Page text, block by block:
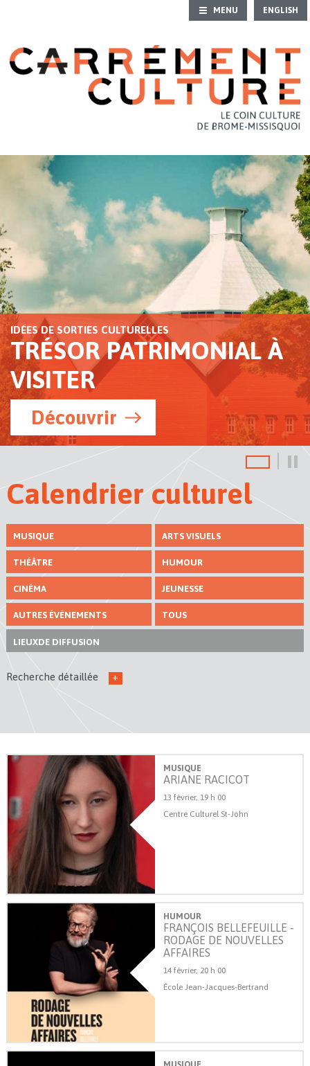
CALENDRIER CULTUREL
IDÉES DE SORTIES
GALERIES D’ART
RÉPERTOIRE CULTUREL
CONTACT
ENGLISH
MENU
IDÉES DE SORTIES CULTURELLES
TRÉSOR PATRIMONIAL À
VISITER
Découvrir
Calendrier culturel
MUSIQUE ARTS VISUELS
THÉÂTRE HUMOUR
CINÉMA JEUNESSE
AUTRES ÉVÉNEMENTS TOUS
LIEUXDE DIFFUSION
Recherche détaillée +
MUSIQUE
ARIANE RACICOT
13 février, 19 h 00
Centre Culturel St-John
HUMOUR
FRANÇOIS BELLEFEUILLE -
RODAGE DE NOUVELLES
AFFAIRES
14 février, 20 h 00
École Jean-Jacques-Bertrand